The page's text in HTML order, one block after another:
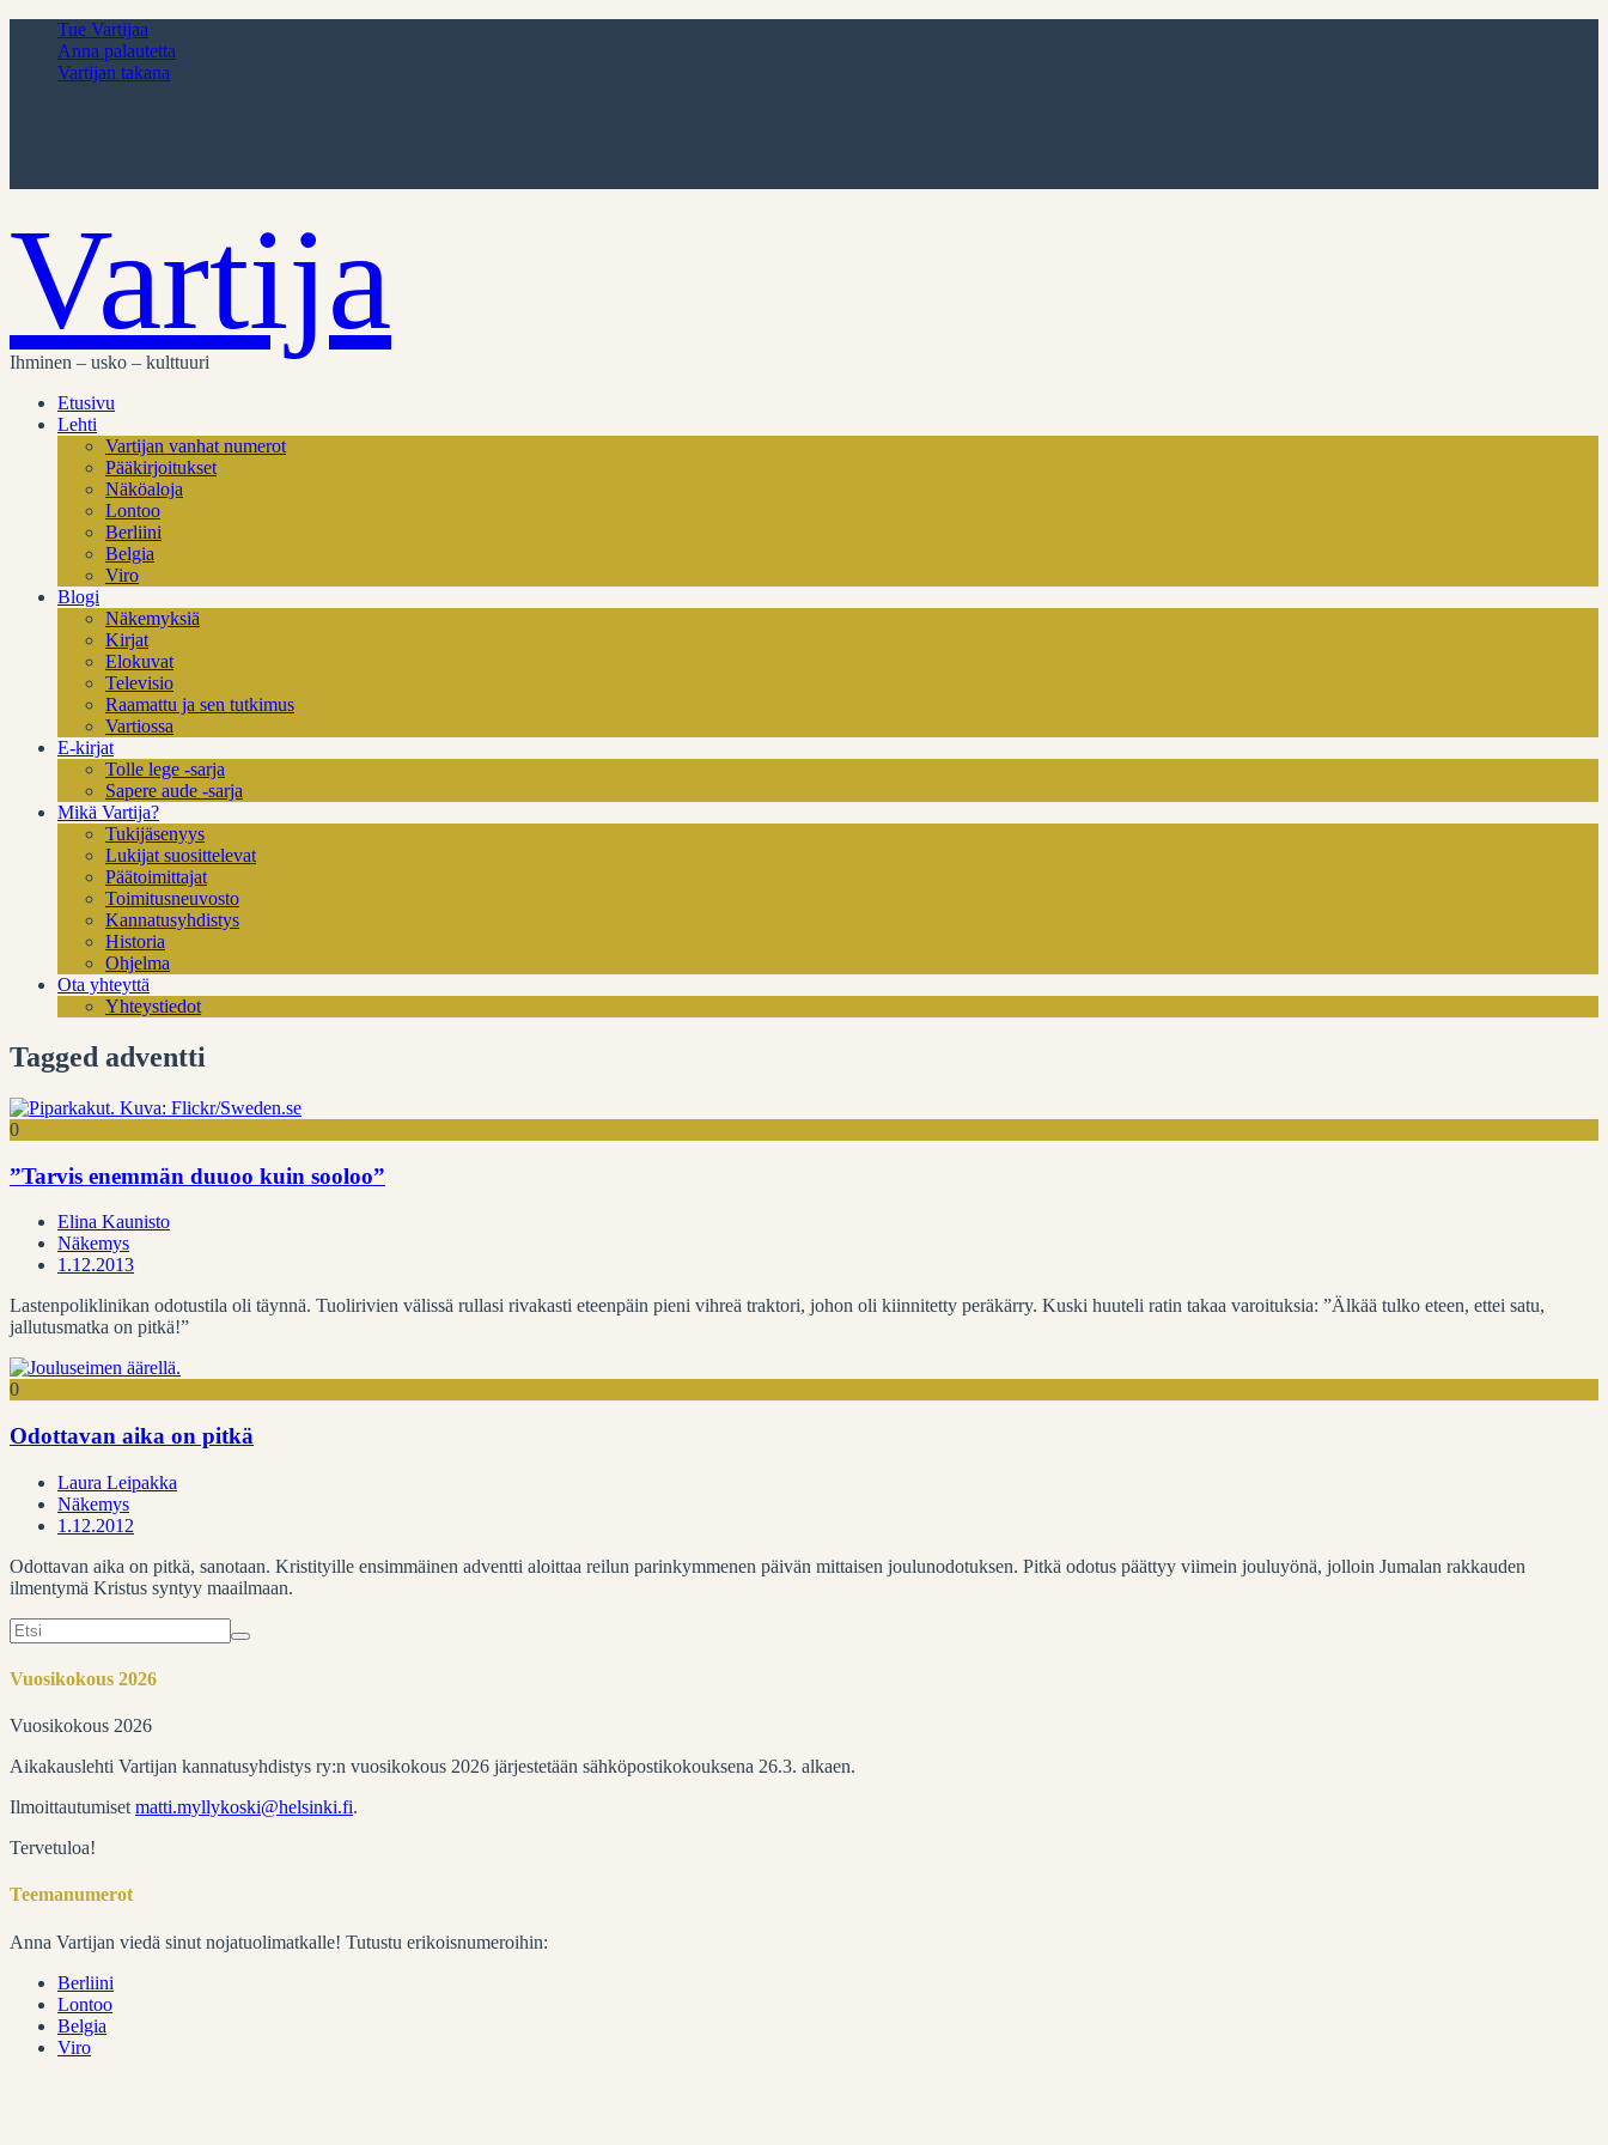
Tue Vartijaa
Anna palautetta
Vartijan takana
Vartija
Ihminen – usko – kulttuuri
Etusivu
Lehti
Vartijan vanhat numerot
Pääkirjoitukset
Näköaloja
Lontoo
Berliini
Belgia
Viro
Blogi
Näkemyksiä
Kirjat
Elokuvat
Televisio
Raamattu ja sen tutkimus
Vartiossa
E-kirjat
Tolle lege -sarja
Sapere aude -sarja
Mikä Vartija?
Tukijäsenyys
Lukijat suosittelevat
Päätoimittajat
Toimitusneuvosto
Kannatusyhdistys
Historia
Ohjelma
Ota yhteyttä
Yhteystiedot
Tagged adventti
0
”Tarvis enemmän duuoo kuin sooloo”
Elina Kaunisto
Näkemys
1.12.2013
Lastenpoliklinikan odotustila oli täynnä. Tuolirivien välissä rullasi rivakasti eteenpäin pieni vihreä traktori, johon oli kiinnitetty peräkärry. Kuski huuteli ratin takaa varoituksia: ”Älkää tulko eteen, ettei satu,
jallutusmatka on pitkä!”
0
Odottavan aika on pitkä
Laura Leipakka
Näkemys
1.12.2012
Odottavan aika on pitkä, sanotaan. Kristityille ensimmäinen adventti aloittaa reilun parinkymmenen päivän mittaisen joulunodotuksen. Pitkä odotus päättyy viimein jouluyönä, jolloin Jumalan rakkauden
ilmentymä Kristus syntyy maailmaan.
Search
for:
Vuosikokous 2026
Vuosikokous 2026
Aikakauslehti Vartijan kannatusyhdistys ry:n vuosikokous 2026 järjestetään sähköpostikokouksena 26.3. alkaen.
Ilmoittautumiset matti.myllykoski@helsinki.fi.
Tervetuloa!
Teemanumerot
Anna Vartijan viedä sinut nojatuolimatkalle! Tutustu erikoisnumeroihin:
Berliini
Lontoo
Belgia
Viro